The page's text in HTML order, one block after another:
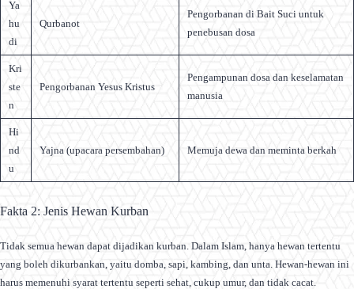
Ya
hu
di
Qurbanot
Pengorbanan di Bait Suci untuk
penebusan dosa
Kri
ste
n
Pengorbanan Yesus Kristus
Pengampunan dosa dan keselamatan
manusia
Hi
nd
u
Yajna (upacara persembahan) Memuja dewa dan meminta berkah
Fakta 2: Jenis Hewan Kurban
Tidak semua hewan dapat dijadikan kurban. Dalam Islam, hanya hewan tertentu
yang boleh dikurbankan, yaitu domba, sapi, kambing, dan unta. Hewan-hewan ini
harus memenuhi syarat tertentu seperti sehat, cukup umur, dan tidak cacat.